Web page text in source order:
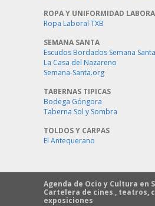
ROPA Y UNIFORMIDAD
Ropa Laboral TXB
SEMANA SANTA
Escudos Bordados Semana Santa
La Casa del Nazareno
Semana-Santa.org
TABERNAS TIPICAS
Bodega Góngora
Taberna Sol y Sombra
TOLDOS Y CARPAS
El Antequerano
Agenda de Ocio y Cultura en
Cartelera de cines , teatros,
exposiciones